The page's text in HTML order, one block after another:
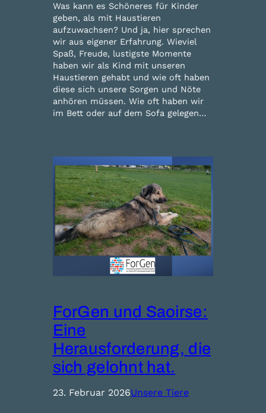
Was kann es Schöneres für Kinder
geben, als mit Haustieren
aufzuwachsen? Und ja, hier sprechen
wir aus eigener Erfahrung. Wieviel
Spaß, Freude, lustigste Momente
haben wir als Kind mit unseren
Haustieren gehabt und wie oft haben
diese sich unsere Sorgen und Nöte
anhören müssen. Wie oft haben wir
im Bett oder auf dem Sofa gelegen…
ForGen und Saoirse:
Eine
Herausforderung, die
sich gelohnt hat.
23. Februar 2026Unsere Tiere